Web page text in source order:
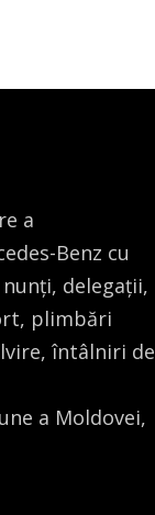
a
Benz cu
delegații,
plimbări
întâlniri de
a Moldovei,